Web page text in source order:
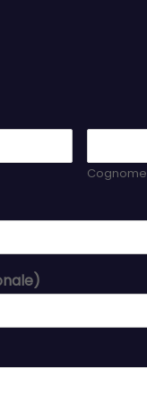
Cognome